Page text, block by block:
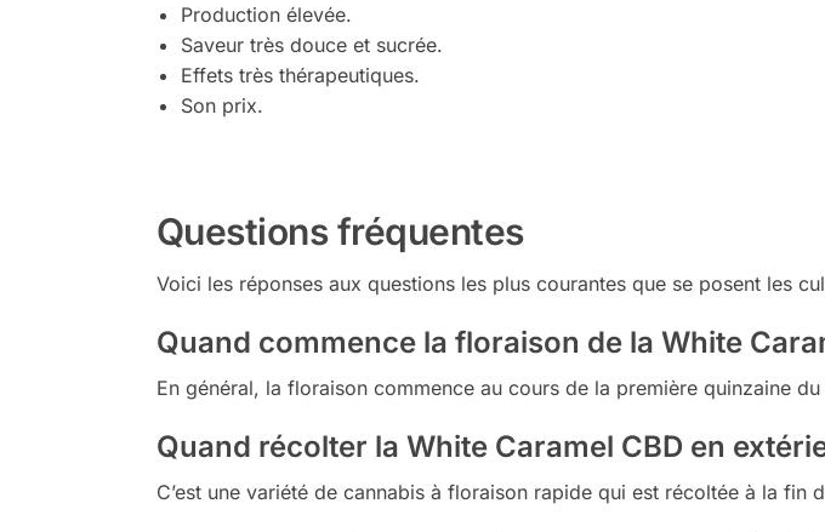
Production élevée.
Saveur très douce et sucrée.
Effets très thérapeutiques.
Son prix.
Questions fréquentes
Voici les réponses aux questions les plus courantes que se posent les
Quand commence la floraison de la White
En général, la floraison commence au cours de la première quinzaine du
Quand récolter la White Caramel CBD en
C’est une variété de cannabis à floraison rapide qui est récoltée à la fin